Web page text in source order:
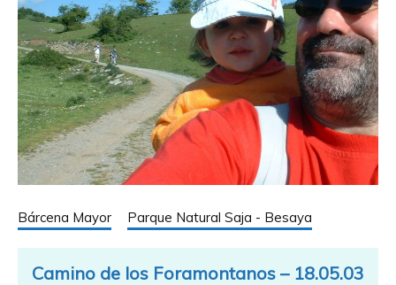
Bárcena Mayor Parque Natural Saja - Besaya
Camino de los Foramontanos – 18.05.03